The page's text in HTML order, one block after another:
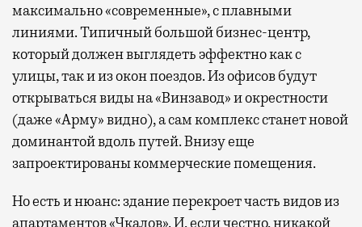
максимально «современные», с плавными
линиями. Типичный большой бизнес-центр,
который должен выглядеть эффектно как с
улицы, так и из окон поездов. Из офисов будут
открываться виды на «Винзавод» и окрестности
(даже «Арму» видно), а сам комплекс станет новой
доминантой вдоль путей. Внизу еще
запроектированы коммерческие помещения.
Но есть и нюанс: здание перекроет часть видов из
апартаментов «Чкалов». И, если честно, никакой